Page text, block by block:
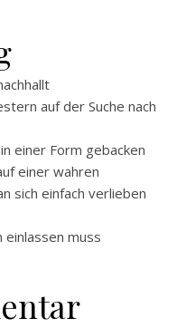
auf der Suche nach
einer Form gebacken
einer wahren
sich einfach verlieben
einlassen muss